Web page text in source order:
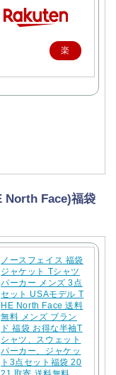
楽
North Face)福袋
ノースフェイス 福袋
ジャケット Tシャツ
パーカー メンズ 3点
セット USAモデル T
HE North Face 送料
無料 メンズ ブラン
ド 福袋 お得な半袖T
シャツ、スウェット
パーカー、ジャケッ
ト3点セット福袋 20